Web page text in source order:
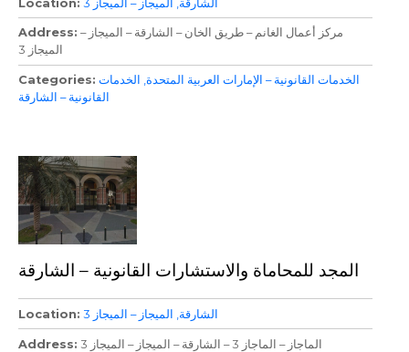
Location الشارقة الميجاز – الميجاز 3
Address مركز أعمال الغانم – طريق الخان – الشارقة – الميجاز –
الميجاز 3
Categories الخدمات القانونية – الإمارات العربية المتحدة الخدمات
القانونية – الشارقة
المجد للمحاماة والاستشارات القانونية – الشارقة
Location الشارقة الميجاز – الميجاز 3
Address الماجاز – الماجاز 3 – الشارقة – الميجاز – الميجاز 3